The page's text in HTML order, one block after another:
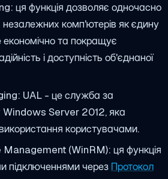
ця функція дозволяє одночасно
незалежних комп'ютерів як єдину
та покращує
і доступність об'єднаної
UAL - це служба за
Server 2012, яка
користувачами.
(WinRM): ця функція
підключеннями через Протокол